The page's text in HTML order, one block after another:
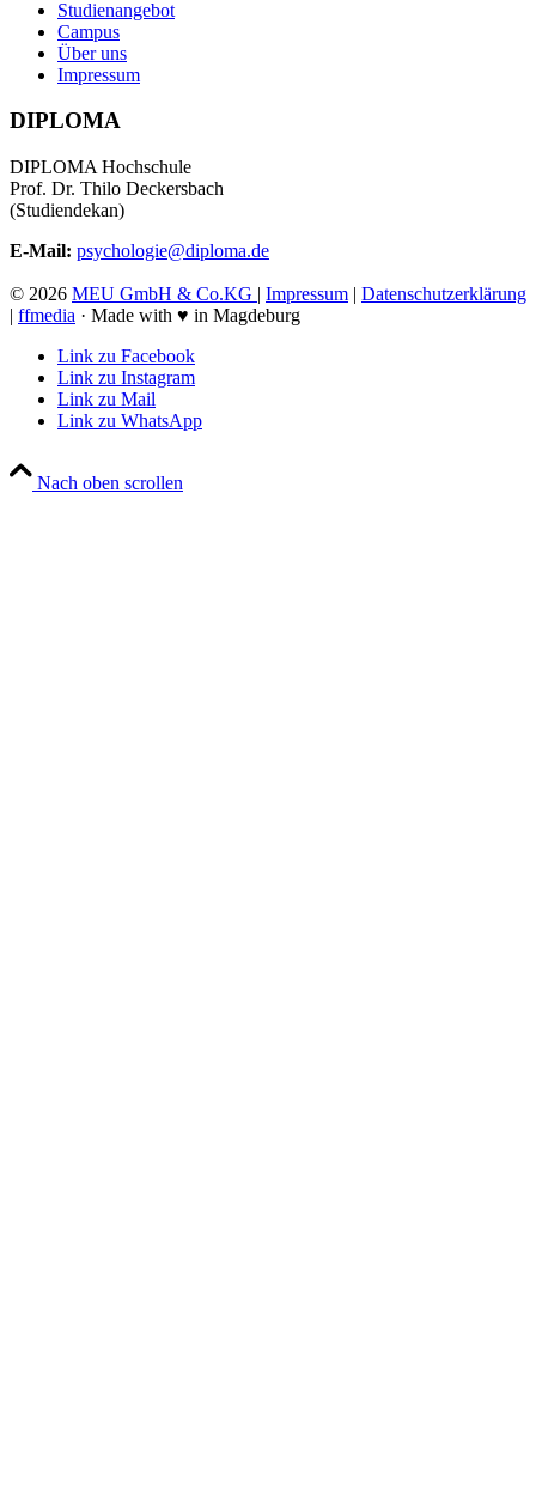
Studienangebot
Campus
Über uns
Impressum
DIPLOMA
DIPLOMA Hochschule
Prof. Dr. Thilo Deckersbach
(Studiendekan)
E-Mail: psychologie@diploma.de
© 2026 MEU GmbH & Co.KG | Impressum | Datenschutzerklärung
| ffmedia · Made with ♥ in Magdeburg
Link zu Facebook
Link zu Instagram
Link zu Mail
Link zu WhatsApp
Nach oben scrollen